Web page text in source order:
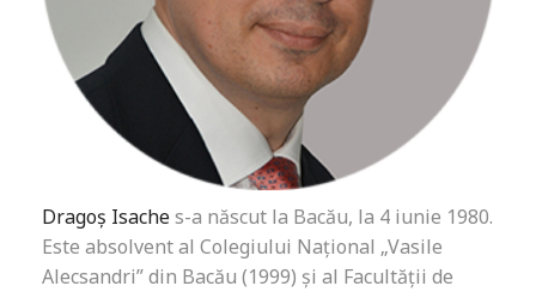
Dragoș Isaches-a născut la Bacău, la 4 iunie 1980.
Este absolvent al Colegiului Naţional „Vasile
Alecsandri” din Bacău (1999) şi al Facultăţii de